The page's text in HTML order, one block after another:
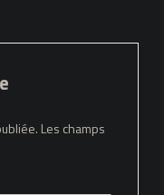
Les champs